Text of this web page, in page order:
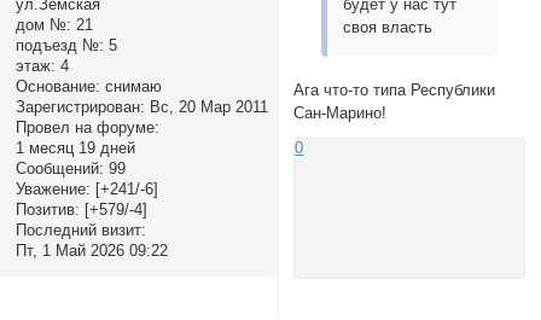
ул.Земская
дом №: 21
подъезд №: 5
этаж: 4
Основание: снимаю
Зарегистрирован: Вс, 20 Мар 2011
Провел на форуме:
1 месяц 19 дней
Сообщений: 99
Уважение: [+241/-6]
Позитив: [+579/-4]
Последний визит:
Пт, 1 Май 2026 09:22
будет у нас тут
своя власть
Ага что-то типа Республики
Сан-Марино!
0